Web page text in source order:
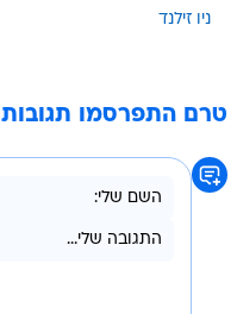
ניו זילנד
טרם התפרסמו תגובות